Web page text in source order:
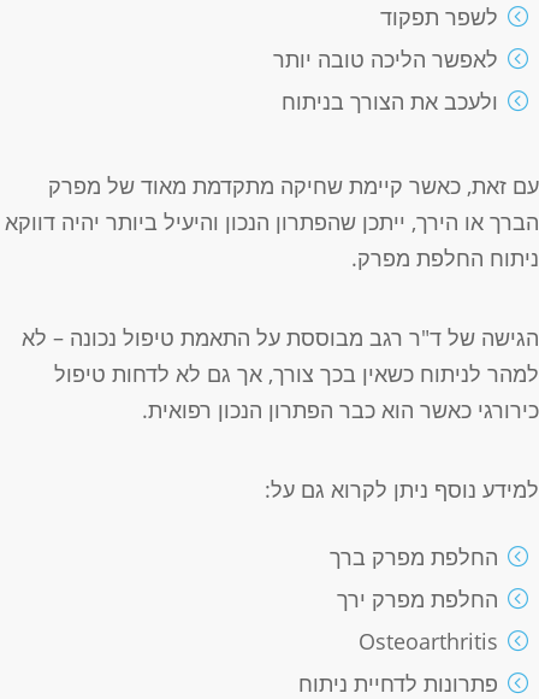
לשפר תפקוד
לאפשר הליכה טובה יותר
ולעכב את הצורך בניתוח
עם זאת, כאשר קיימת שחיקה מתקדמת מאוד של מפרק
הברך או הירך, ייתכן שהפתרון הנכון והיעיל ביותר יהיה דווקא
ניתוח החלפת מפרק.
הגישה של ד"ר רגב מבוססת על התאמת טיפול נכונה – לא
למהר לניתוח כשאין בכך צורך, אך גם לא לדחות טיפול
כירורגי כאשר הוא כבר הפתרון הנכון רפואית.
למידע נוסף ניתן לקרוא גם על:
החלפת מפרק ברך
החלפת מפרק ירך
Osteoarthritis
פתרונות לדחיית ניתוח